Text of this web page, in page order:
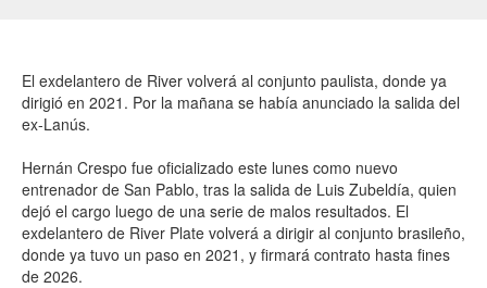
El exdelantero de River volverá al conjunto paulista, donde ya
dirigió en 2021. Por la mañana se había anunciado la salida del
ex-Lanús.
Hernán Crespo fue oficializado este lunes como nuevo
entrenador de San Pablo, tras la salida de Luis Zubeldía, quien
dejó el cargo luego de una serie de malos resultados. El
exdelantero de River Plate volverá a dirigir al conjunto brasileño,
donde ya tuvo un paso en 2021, y firmará contrato hasta fines
de 2026.